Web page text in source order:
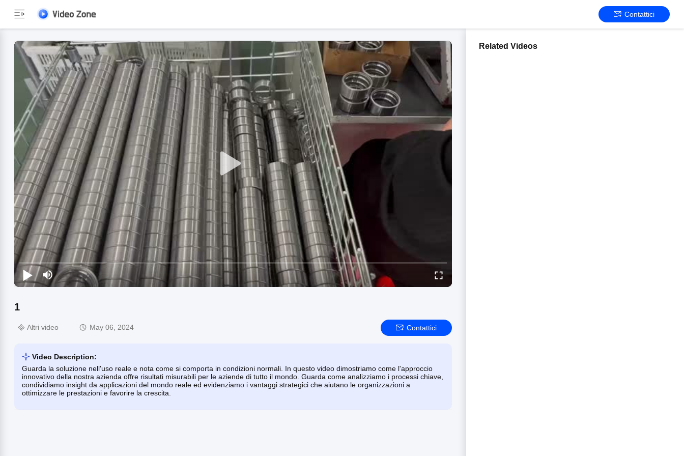
Contattici
1
Altri video May 06, 2024 Contattici
Video Description:
Guarda la soluzione nell'uso reale e nota come si comporta in condizioni normali. In questo video dimostriamo come l'approccio
innovativo della nostra azienda offre risultati misurabili per le aziende di tutto il mondo. Guarda come analizziamo i processi chiave,
condividiamo insight da applicazioni del mondo reale ed evidenziamo i vantaggi strategici che aiutano le organizzazioni a
ottimizzare le prestazioni e favorire la crescita.
Related Videos